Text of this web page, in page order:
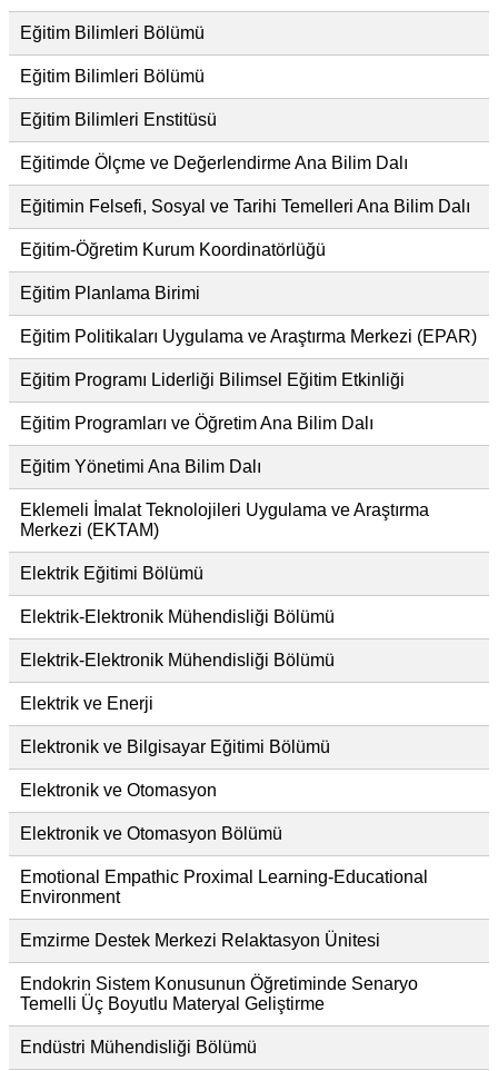
Eğitim Bilimleri Bölümü
Eğitim Bilimleri Bölümü
Eğitim Bilimleri Enstitüsü
Eğitimde Ölçme ve Değerlendirme Ana Bilim Dalı
Eğitimin Felsefi, Sosyal ve Tarihi Temelleri Ana Bilim Dalı
Eğitim-Öğretim Kurum Koordinatörlüğü
Eğitim Planlama Birimi
Eğitim Politikaları Uygulama ve Araştırma Merkezi (EPAR)
Eğitim Programı Liderliği Bilimsel Eğitim Etkinliği
Eğitim Programları ve Öğretim Ana Bilim Dalı
Eğitim Yönetimi Ana Bilim Dalı
Eklemeli İmalat Teknolojileri Uygulama ve Araştırma
Merkezi (EKTAM)
Elektrik Eğitimi Bölümü
Elektrik-Elektronik Mühendisliği Bölümü
Elektrik-Elektronik Mühendisliği Bölümü
Elektrik ve Enerji
Elektronik ve Bilgisayar Eğitimi Bölümü
Elektronik ve Otomasyon
Elektronik ve Otomasyon Bölümü
Emotional Empathic Proximal Learning-Educational
Environment
Emzirme Destek Merkezi Relaktasyon Ünitesi
Endokrin Sistem Konusunun Öğretiminde Senaryo
Temelli Üç Boyutlu Materyal Geliştirme
Endüstri Mühendisliği Bölümü